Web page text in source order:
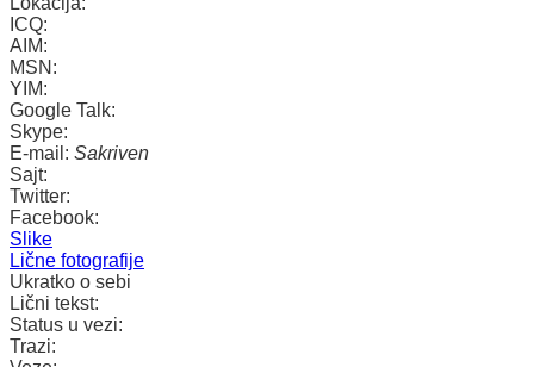
ICQ:
AIM:
MSN:
YIM:
Google Talk:
Skype:
E-mail: Sakriven
Sajt:
Twitter:
Facebook:
Slike
Lične fotografije
Ukratko o sebi
Lični tekst:
Status u vezi:
Trazi: